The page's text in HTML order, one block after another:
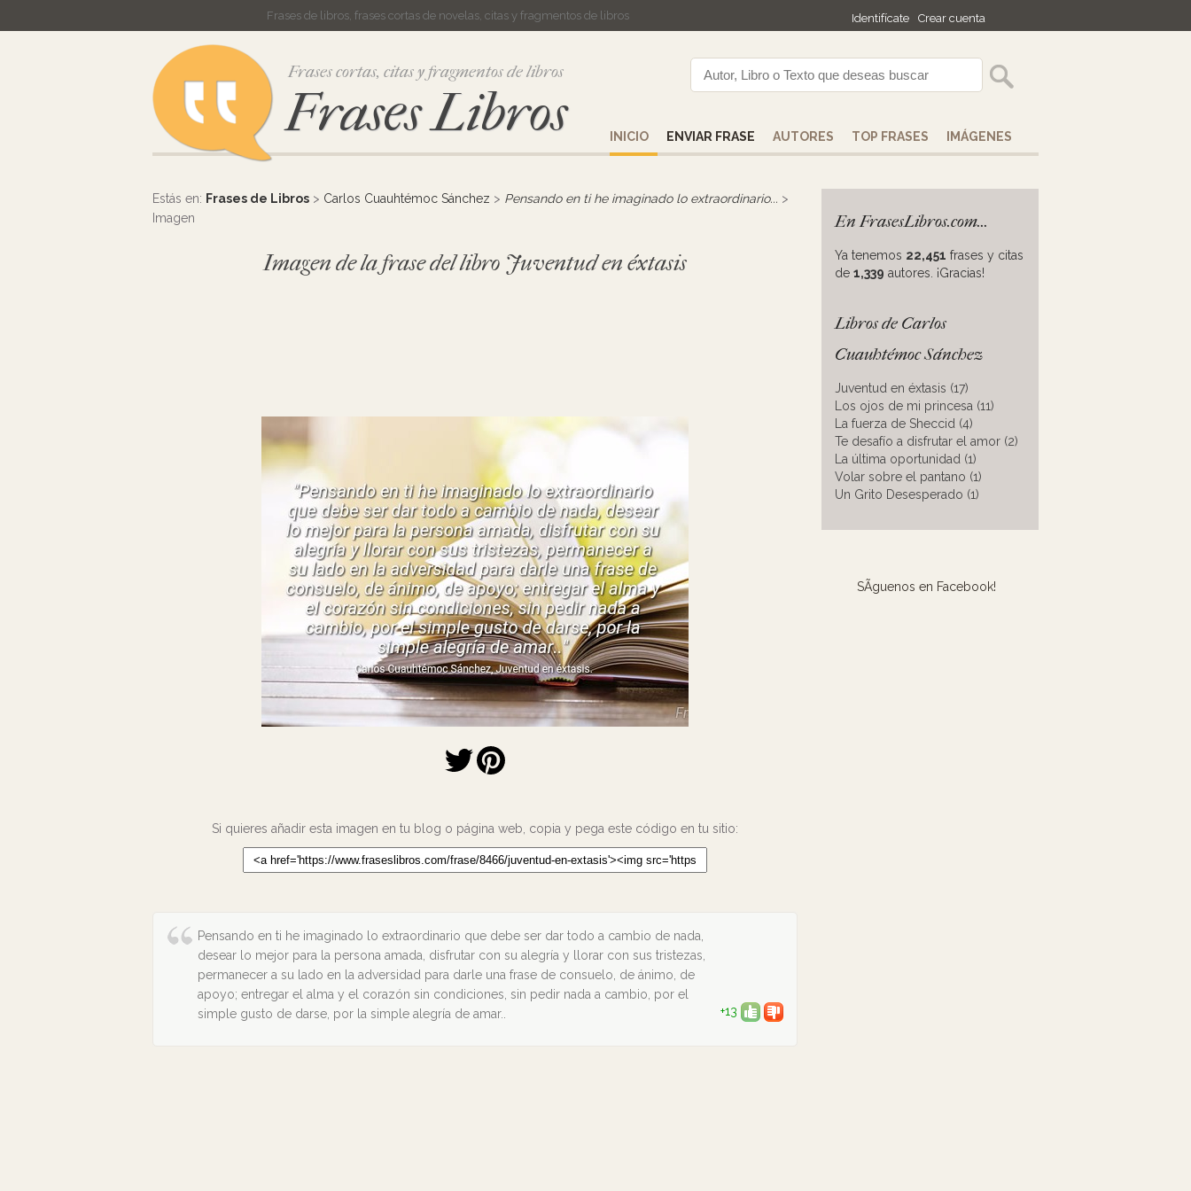
Identifícate Crear cuenta
Frases de libros, frases cortas de novelas, citas y fragmentos de libros
Frases cortas, citas y fragmentos de libros
Frases Libros INICIO ENVIAR FRASE AUTORES TOP FRASES IMÁGENES
Estás en: Frases de Libros > Carlos Cuauhtémoc Sánchez > Pensando en ti he imaginado lo extraordinario... >
Imagen
Imagen de la frase del libro Juventud en éxtasis
Si quieres añadir esta imagen en tu blog o página web, copia y pega este código en tu sitio:
Pensando en ti he imaginado lo extraordinario que debe ser dar todo a cambio de nada,
desear lo mejor para la persona amada, disfrutar con su alegría y llorar con sus tristezas,
permanecer a su lado en la adversidad para darle una frase de consuelo, de ánimo, de
apoyo; entregar el alma y el corazón sin condiciones, sin pedir nada a cambio, por el
simple gusto de darse, por la simple alegría de amar..
+13
En FrasesLibros.com...
Ya tenemos 22,451 frases y citas
de 1,339 autores. ¡Gracias!
Libros de Carlos
Cuauhtémoc Sánchez
Juventud en éxtasis (17)
Los ojos de mi princesa (11)
La fuerza de Sheccid (4)
Te desafío a disfrutar el amor (2)
La última oportunidad (1)
Volar sobre el pantano (1)
Un Grito Desesperado (1)
SÃ­guenos en Facebook!